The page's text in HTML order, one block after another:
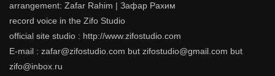
arrangement: Zafar Rahim | Зафар Рахим
record voice in the Zifo Studio
official site studio : http://www.zifostudio.com
E-mail : zafar@zifostudio.com but zifostudio@gmail.com but
zifo@inbox.ru